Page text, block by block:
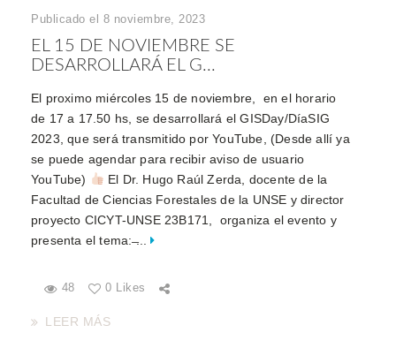
Publicado el 8 noviembre, 2023
EL 15 DE NOVIEMBRE SE
DESARROLLARÁ EL G...
El proximo miércoles 15 de noviembre, en el horario
de 17 a 17.50 hs, se desarrollará el GISDay/DíaSIG
2023, que será transmitido por YouTube, (Desde allí ya
se puede agendar para recibir aviso de usuario
YouTube)
El Dr. Hugo Raúl Zerda, docente de la
Facultad de Ciencias Forestales de la UNSE y director
proyecto CICYT-UNSE 23B171, organiza el evento y
presenta el tema: ̶...
48 0 Likes
LEER MÁS